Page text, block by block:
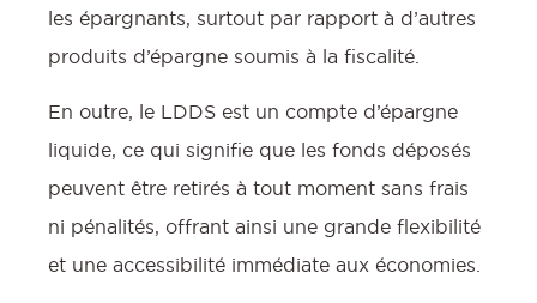
les épargnants, surtout par rapport à d’autres
produits d’épargne soumis à la fiscalité.
En outre, le LDDS est un compte d’épargne
liquide, ce qui signifie que les fonds déposés
peuvent être retirés à tout moment sans frais
ni pénalités, offrant ainsi une grande flexibilité
et une accessibilité immédiate aux économies.